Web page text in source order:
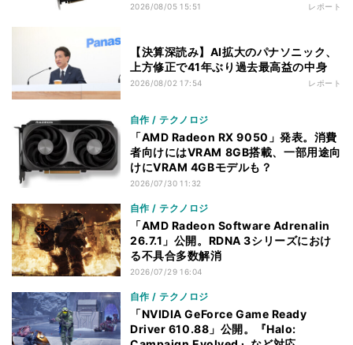
2026/08/05 15:51 レポート
【決算深読み】AI拡大のパナソニック、
上方修正で41年ぶり過去最高益の中身
2026/08/02 17:54 レポート
自作 / テクノロジ
「AMD Radeon RX 9050」発表。消費
者向けにはVRAM 8GB搭載、一部用途向
けにVRAM 4GBモデルも？
2026/07/30 11:32
自作 / テクノロジ
「AMD Radeon Software Adrenalin
26.7.1」公開。RDNA 3シリーズにおけ
る不具合多数解消
2026/07/29 16:04
自作 / テクノロジ
「NVIDIA GeForce Game Ready
Driver 610.88」公開。『Halo: